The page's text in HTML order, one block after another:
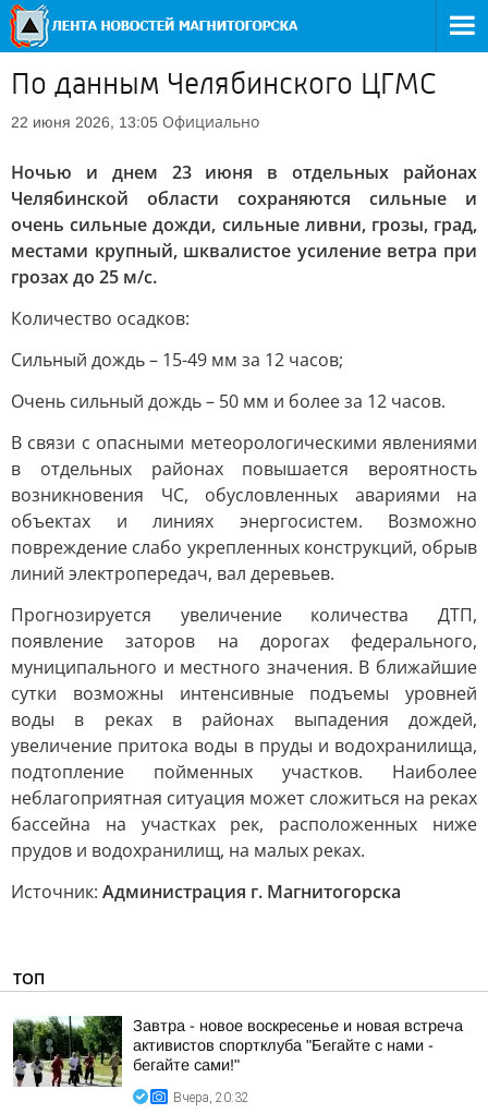
По данным Челябинского ЦГМС
22 июня 2026, 13:05 Официально
Ночью и днем 23 июня в отдельных районах
Челябинской области сохраняются сильные и
очень сильные дожди, сильные ливни, грозы, град,
местами крупный, шквалистое усиление ветра при
грозах до 25 м/с.
Количество осадков:
Сильный дождь – 15-49 мм за 12 часов;
Очень сильный дождь – 50 мм и более за 12 часов.
В связи с опасными метеорологическими явлениями
в отдельных районах повышается вероятность
возникновения ЧС, обусловленных авариями на
объектах и линиях энергосистем. Возможно
повреждение слабо укрепленных конструкций, обрыв
линий электропередач, вал деревьев.
Прогнозируется увеличение количества ДТП,
появление заторов на дорогах федерального,
муниципального и местного значения. В ближайшие
сутки возможны интенсивные подъемы уровней
воды в реках в районах выпадения дождей,
увеличение притока воды в пруды и водохранилища,
подтопление пойменных участков. Наиболее
неблагоприятная ситуация может сложиться на реках
бассейна на участках рек, расположенных ниже
прудов и водохранилищ, на малых реках.
Источник: Администрация г. Магнитогорска
ТОП
Завтра - новое воскресенье и новая встреча
активистов спортклуба "Бегайте с нами -
бегайте сами!"
Вчера, 20:32